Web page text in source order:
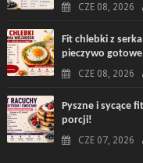
CZE 08, 2026
Fit chlebki z
pieczywo
CZE 08, 2026
Pyszne i sycące
porcji!
CZE 07, 2026